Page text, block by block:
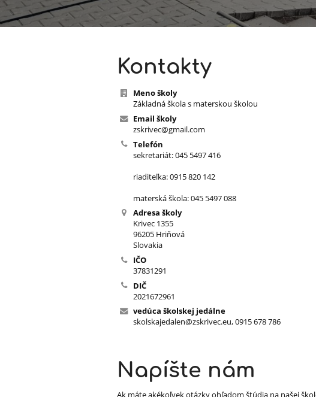
Kontakt
Kontakty
Meno školy
Základná škola s materskou školou
Email školy
zskrivec@gmail.com
Telefón
sekretariát: 045 5497 416
riaditeľka: 0915 820 142
materská škola: 045 5497 088
Adresa školy
Krivec 1355
96205 Hriňová
Slovakia
IČO
37831291
DIČ
2021672961
vedúca školskej jedálne
skolskajedalen@zskrivec.eu, 0915 678 786
Napíšte nám
Ak máte akékoľvek otázky ohľadom štúdia na našej